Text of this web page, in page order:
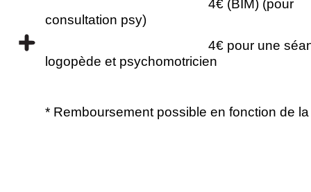
4€ (BIM) (pour
consultation psy)
4€ pour une séance
logopède et psychomotricien
* Remboursement possible en fonction de